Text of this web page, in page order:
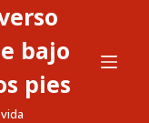
bajo
pies